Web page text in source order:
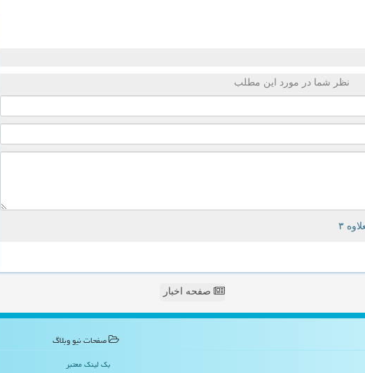
نظر شما در مورد این مطلب
صفحه اخبار
صفحات نیو وبلاگ
بک لینک معتبر